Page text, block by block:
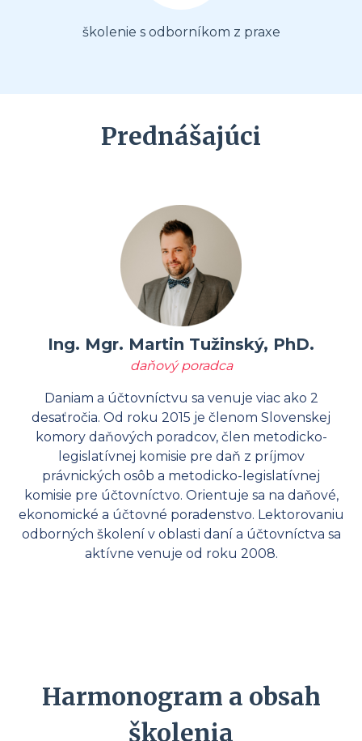
školenie s odborníkom z praxe
Prednášajúci
Ing. Mgr. Martin Tužinský, PhD.
daňový poradca
Daniam a účtovníctvu sa venuje viac ako 2
desaťročia. Od roku 2015 je členom Slovenskej
komory daňových poradcov, člen metodicko-
legislatívnej komisie pre daň z príjmov
právnických osôb a metodicko-legislatívnej
komisie pre účtovníctvo. Orientuje sa na daňové,
ekonomické a účtovné poradenstvo. Lektorovaniu
odborných školení v oblasti daní a účtovníctva sa
aktívne venuje od roku 2008.
Harmonogram a obsah
školenia